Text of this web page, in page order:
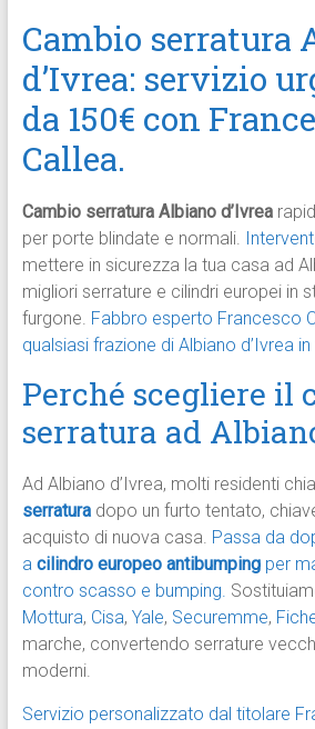
Cambio serratura
d’Ivrea: servizio
da 150€ con
Callea.
Cambio serratura Albiano d’Ivrea
per porte blindate e normali.
mettere in sicurezza la tua casa ad
migliori serrature e cilindri europei in
furgone. Fabbro esperto Francesco
qualsiasi frazione di Albiano d’Ivrea
Perché scegliere il
serratura ad
Ad Albiano d’Ivrea, molti residenti
serraturadopo un furto tentato,
acquisto di nuova casa. Passa da
a cilindro europeo antibumpingper
contro scasso e bumping.
Mottura, Cisa, Yale, Securemme,
marche, convertendo serrature
moderni.
Servizio personalizzato dal titolare